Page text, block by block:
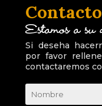
Contacto
Estamos a su
Si deseha
por favor
contactaremos